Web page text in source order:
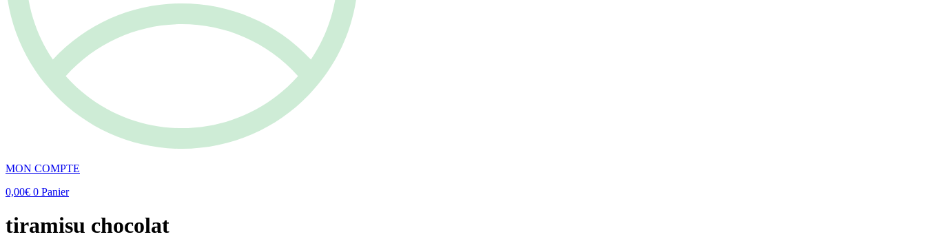
MON COMPTE
0,00€ 0 Panier
tiramisu chocolat